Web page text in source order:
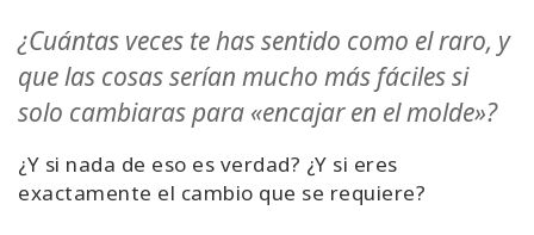
Facilitadores
More
¿Cuántas veces te has sentido como el raro, y
que las cosas serían mucho más fáciles si
solo cambiaras para «encajar en el molde»?
¿Y si nada de eso es verdad? ¿Y si eres
exactamente el cambio que se requiere?